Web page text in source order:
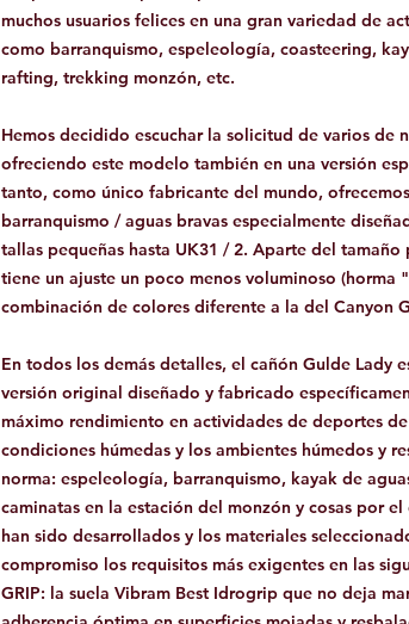
muchos usuarios felices en una gran variedad de
como barranquismo, espeleología, coasteering,
rafting, trekking monzón, etc.
Hemos decidido escuchar la solicitud de varios de
ofreciendo este modelo también en una versión
tanto, como único fabricante del mundo,
barranquismo / aguas bravas especialmente
tallas pequeñas hasta UK31 / 2. Aparte del
tiene un ajuste un poco menos voluminoso (horma
combinación de colores diferente a la del Canyon
En todos los demás detalles, el cañón Gulde Lady
versión original diseñado y fabricado
máximo rendimiento en actividades de deportes
condiciones húmedas y los ambientes húmedos y
norma: espeleología, barranquismo, kayak de
caminatas en la estación del monzón y cosas por
han sido desarrollados y los materiales
compromiso los requisitos más exigentes en las
GRIP: la suela Vibram Best Idrogrip que no deja